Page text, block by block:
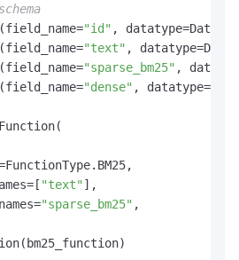
"id" ,
"text" ,
"sparse_bm25" ,
"dense" ,
"text" ],
"sparse_bm25" ,